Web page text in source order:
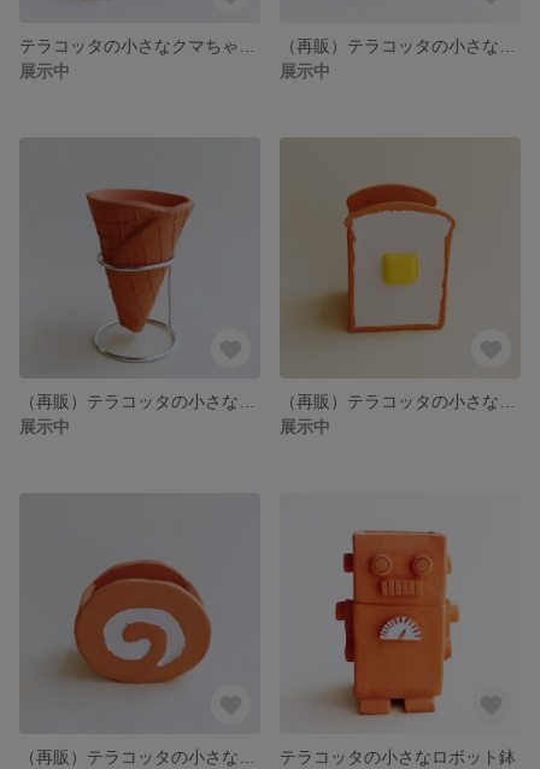
展示中
展示中
展示中
展示中
テラコッタの小さなロボット鉢